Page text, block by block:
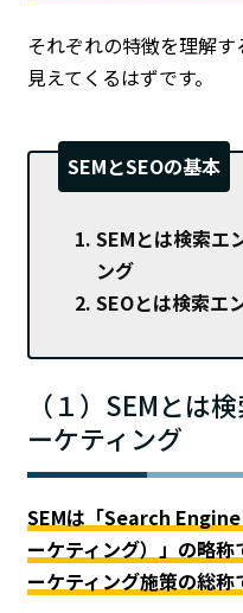
それぞれの特徴を理解
見えてくるはずです。
SEMとSEOの基本
SEMとは検索エ
ング
SEOとは検索エ
（１）SEMとは
ーケティング
SEMは「Search
ーケティング）」の略
ーケティング施策の総称